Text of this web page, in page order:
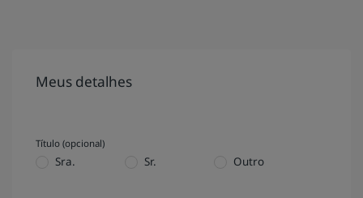
Acesse nosso blog
Meus detalhes
Título (opcional)
Sra. Sr. Outro